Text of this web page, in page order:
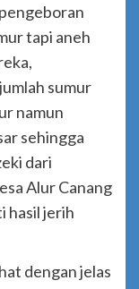
tapi aneh
sumur
namun
sehingga
dari
Alur Canang
hasil jerih
dengan jelas